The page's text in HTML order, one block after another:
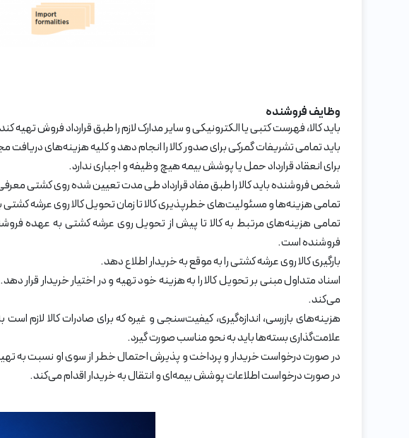
وظایف فروشنده
باید کالا، فهرست کتبی یا الکترونیکی و سایر مدارک لازم را طبق قرارداد فروش تهیه
باید تمامی تشریفات گمرکی برای صدور کالا را انجام دهد و کلیه هزینه‌های
برای انعقاد قرارداد حمل یا پوشش بیمه هیچ وظیفه و اجباری ندارد.
شخص فروشنده باید کالا را طبق مفاد قرارداد طی مدت تعیین شده روی کشتی
تمامی هزینه‌ها و مسئولیت‌های خطرپذیری کالا تا زمان تحویل کالا روی عرشه
تمامی هزینه‌های مرتبط به کالا تا پیش از تحویل روی عرشه کشتی به عهده
فروشنده است.
بارگیری کالا روی عرشه کشتی را به موقع به خریدار اطلاع دهد.
اسناد متداول مبنی بر تحویل کالا را به هزینه خود تهیه و در اختیار خریدار قرار
می‌کند.
هزینه‌های بازرسی، اندازه‌گیری، کیفیت‌سنجی و غیره که برای صادرات کالا
علامت‌گذاری بسته‌ها باید به نحو مناسب صورت گیرد.
در صورت درخواست خریدار و پرداخت و پذیرش احتمال خطر از سوی او نسبت به تهیه
در صورت درخواست اطلاعات پوشش بیمه‌ای و انتقال به خریدار اقدام می‌کند.